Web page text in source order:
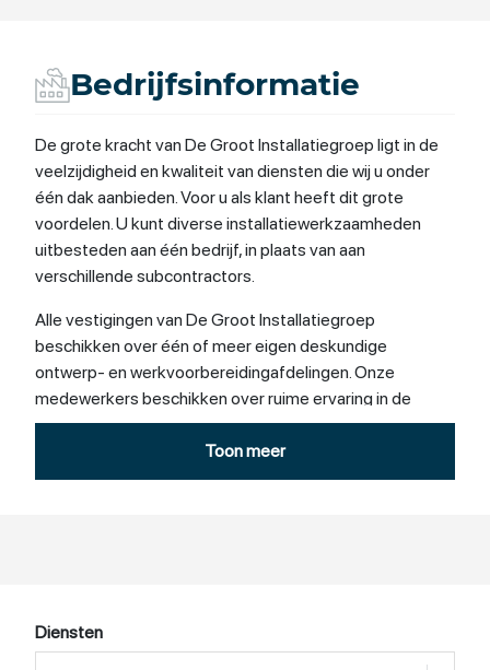
Bedrijfsinformatie
De grote kracht van De Groot Installatiegroep ligt in de
veelzijdigheid en kwaliteit van diensten die wij u onder
één dak aanbieden. Voor u als klant heeft dit grote
voordelen. U kunt diverse installatiewerkzaamheden
uitbesteden aan één bedrijf, in plaats van aan
verschillende subcontractors.
Alle vestigingen van De Groot Installatiegroep
beschikken over één of meer eigen deskundige
ontwerp- en werkvoorbereidingafdelingen. Onze
medewerkers beschikken over ruime ervaring in de
installatietechniek.
Toon meer
Diensten